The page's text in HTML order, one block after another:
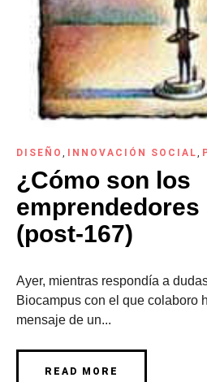
DISEÑO INNOVACIÓN SOCIAL
¿Cómo son los
(post-167)
Ayer, mientras respondía a
Biocampus con el que colaboro
mensaje de un...
READ MORE